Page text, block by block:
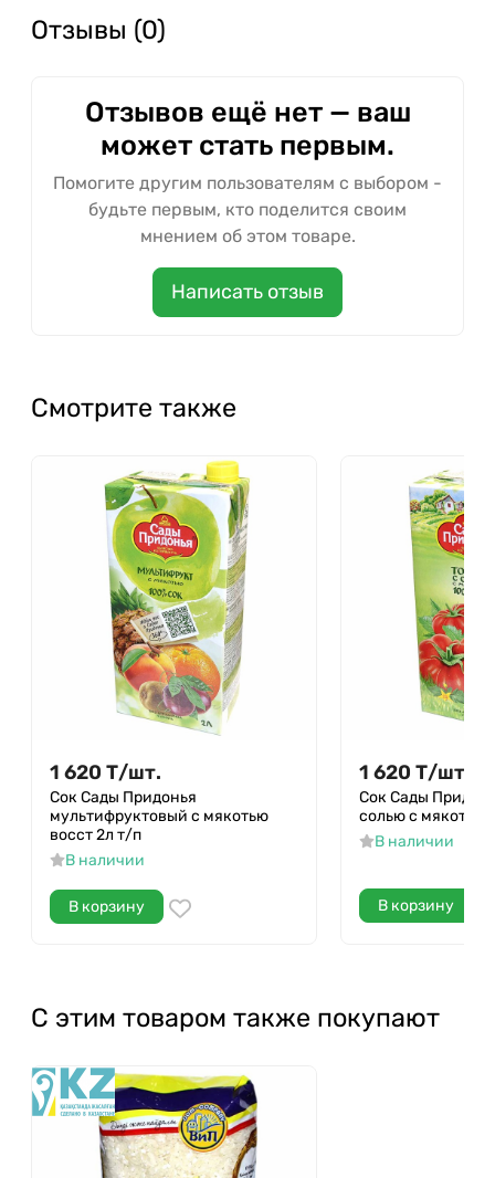
Отзывы (0)
Отзывов ещё нет — ваш
может стать первым.
Помогите другим пользователям с выбором -
будьте первым, кто поделится своим
мнением об этом товаре.
Написать отзыв
Смотрите также
1 620 Т/шт.
Сок Сады Придонья
мультифруктовый с мякотью
восст 2л т/п
В наличии
В корзину
1 620 Т/шт.
Сок Сады
солью с мякотью
В наличии
В корзину
С этим товаром также покупают